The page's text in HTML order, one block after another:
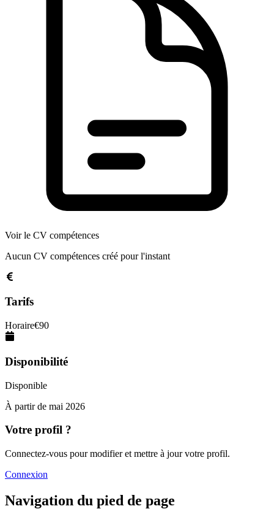
Voir le CV compétences
Aucun CV compétences créé pour l'instant
Tarifs
Horaire€90
Disponibilité
Disponible
À partir de mai 2026
Votre profil ?
Connectez-vous pour modifier et mettre à jour votre profil.
Connexion
Navigation du pied de page